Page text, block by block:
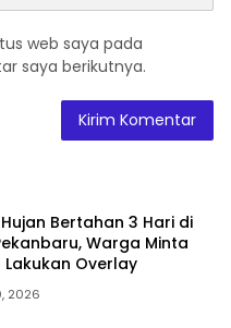
web saya pada
saya berikutnya.
Bertahan 3 Hari di
Warga Minta
Lakukan Overlay
2026